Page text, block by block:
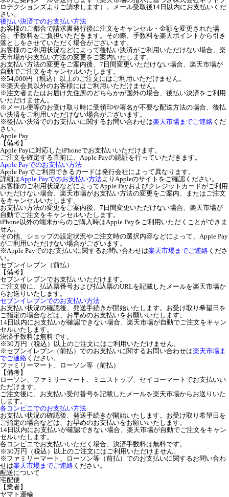
ロテクションズよりご請求します）。メール受取後14日以内にお支払いくだ
さい。
後払い決済でのお支払い方法
お客様のご都合で請求書発行後に注文をキャンセル・金額を変更された場
合、手数料をご負担いただきます。その際、手数料を楽天ポイントから引き
落としをさせていただく場合がございます。
お客様のご利用状況などによって後払い決済がご利用いただけない場合、楽
天市場がお支払い方法の変更をご案内いたします。
お支払い方法の変更をご案内後、7日間変更いただけない場合、楽天市場が
自動でご注文をキャンセルいたします。
※54,000円（税込）以上のご注文にはご利用いただけません。
※楽天会員以外のお客様にはご利用いただけません。
※注文者またはお届け先住所のどちらかが国外の場合、後払い決済をご利用
いただけません。
※メール便等のお受け取り時に受領印や署名が不要な配送方法の場合、後払
い決済をご利用いただけない場合がございます。
※後払い決済でのお支払いに関するお問い合わせは楽天市場までご連絡 くだ
さい。
Apple Pay
【備考】
Apple Payに対応したiPhoneでお支払いいただけます。
ご注文を確定する直前に、Apple Payの認証を行っていただきます。
Apple Payでのお支払い方法
Apple Payでご利用できるカードは発行会社によって異なります。
詳細はApple Payでのお支払い方法よりAppleのサイトをご確認ください。
お客様のご利用状況などによってApple Payおよびクレジットカードがご利用
いただけない場合、楽天市場がお支払い方法の変更をご案内、またはご注文
をキャンセルいたします。
お支払い方法の変更をご案内後、7日間変更いただけない場合、楽天市場が
自動でご注文をキャンセルいたします。
iPhone以外の端末からのご購入時はApple Payをご利用いただくことができま
せん。
その他、ショップの設定状況やご注文時の選択内容などによって、Apple Pay
がご利用いただけない場合がございます。
※Apple Payでのお支払いに関するお問い合わせは楽天市場までご連絡 くださ
い。
セブンイレブン（前払）
【備考】
セブンイレブンでお支払いいただけます。
ご注文後に、払込票番号および払込票のURLを記載したメールを楽天市場か
らお送りいたします。
セブンイレブンでのお支払い方法
お支払い状況の確認後、発送手続きが開始いたします。お受け取り希望日を
ご指定の場合などは、お早めのお支払いをお願いいたします。
14日以内にお支払いが確認できない場合、楽天市場が自動でご注文をキャン
セルいたします。
決済手数料は無料です。
※30万円（税込）以上のご注文にはご利用いただけません。
※セブンイレブン（前払）でのお支払いに関するお問い合わせは楽天市場ま
でご連絡 ください。
ファミリーマート、ローソン等（前払）
【備考】
ローソン、ファミリーマート、ミニストップ、セイコーマートでお支払いい
ただけます。
ご注文後に、お支払い受付番号を記載したメールを楽天市場からお送りいた
します。
各コンビニでのお支払い方法
お支払い状況の確認後、発送手続きが開始いたします。お受け取り希望日を
ご指定の場合などは、お早めのお支払いをお願いいたします。
14日以内にお支払いが確認できない場合、楽天市場が自動でご注文をキャン
セルいたします。
各コンビニでお支払いいただく場合、決済手数料は無料です。
※30万円（税込）以上のご注文にはご利用いただけません。
※ファミリーマート、ローソン等（前払）でのお支払いに関するお問い合わ
せは楽天市場までご連絡 ください。
配送について
宅配便
【業者】
ヤマト運輸